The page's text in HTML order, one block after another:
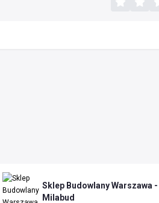
Sklep Budowlany Warszawa -
Milabud